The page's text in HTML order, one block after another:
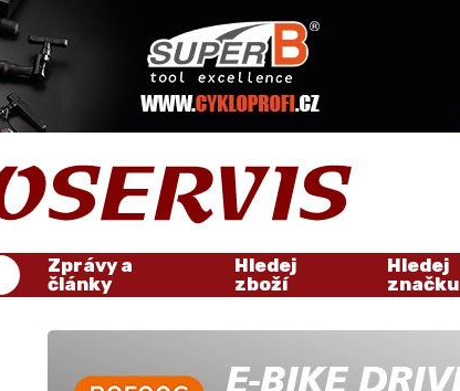
Zprávy a
články
Hledej
zboží
Hledej
značku